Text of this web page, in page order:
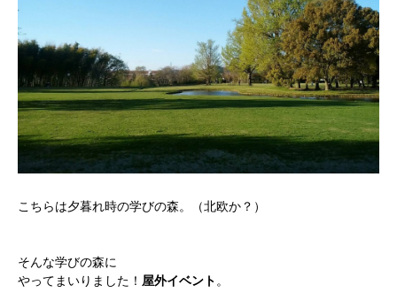
こちらは夕暮れ時の学びの森。（北欧か？）
そんな学びの森に
やってまいりました！ 屋外イベント 。